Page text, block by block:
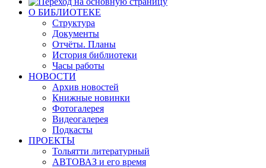
О БИБЛИОТЕКЕ
Структура
Документы
Отчёты. Планы
История библиотеки
Часы работы
НОВОСТИ
Архив новостей
Книжные новинки
Фотогалерея
Видеогалерея
Подкасты
ПРОЕКТЫ
Тольятти литературный
АВТОВАЗ и его время